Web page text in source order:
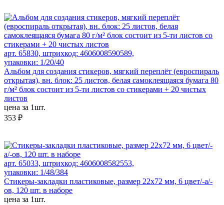
арт. 65830, штрихкод: 4606008590589,
упаковки: 1/20/40
Альбом для создания стикеров, мягкий переплёт (евроспираль
открытая), вн. блок: 25 листов, белая самоклеящаяся бумага 80
г/м² блок состоит из 5-ти листов со стикерами + 20 чистых
листов
цена за 1шт.
353 ₽
арт. 65033, штрихкод: 4606008582553,
упаковки: 1/48/384
Стикеры-закладки пластиковые, размер 22х72 мм, 6 цвет/-а/-
ов, 120 шт. в наборе
цена за 1шт.